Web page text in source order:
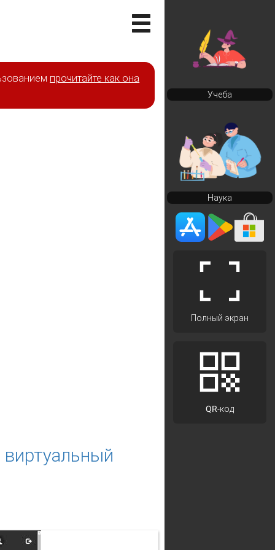
прочитайте как она
Учеба
Наука
Полный экран
QR-код